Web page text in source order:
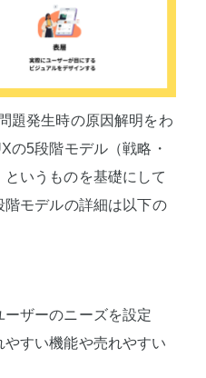
題発生時の原因解明をわ
の5段階モデル（戦略・
いうものを基礎にして
モデルの詳細は以下の
ザーのニーズを設定
すい機能や売れやすい